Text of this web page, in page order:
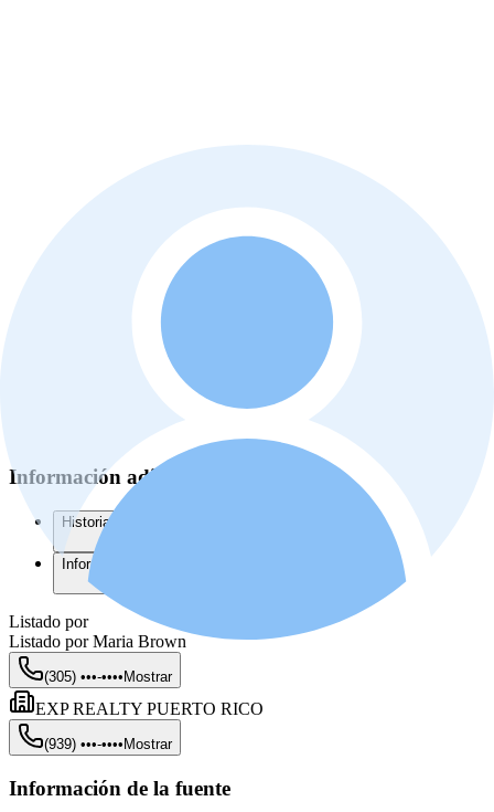
Información adicional
Historial del listado
Información de la Junta de Planificación
Listado por
Listado por Maria Brown
(305) •••-•••• Mostrar
EXP REALTY PUERTO RICO
(939) •••-•••• Mostrar
Información de la fuente